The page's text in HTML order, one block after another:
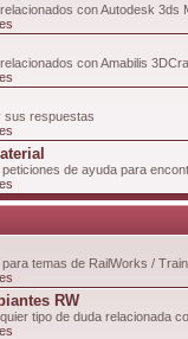
con Autodesk 3ds
con Amabilis
sus respuestas
de ayuda para
temas de RailWorks /
RW
tipo de duda relacionada